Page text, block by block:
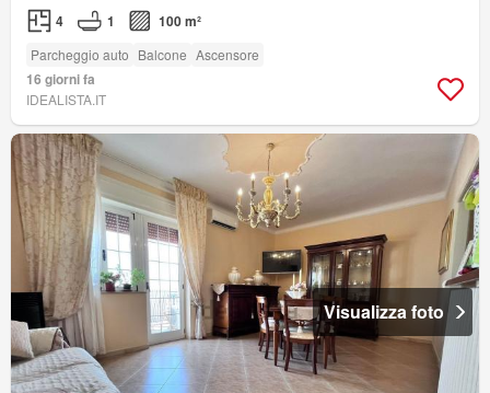
4 1 100 m²
Parcheggio auto Balcone Ascensore
16 giorni fa
IDEALISTA.IT
Visualizza foto